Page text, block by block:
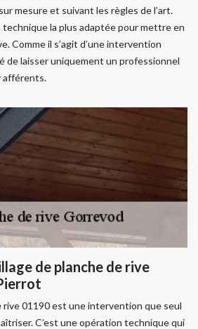
mesure et suivant les règles de l’art.
la plus adaptée pour mettre en
Comme il s’agit d’une intervention
de laisser uniquement un professionnel
afférents.
de planche de rive
rive 01190 est une intervention que seul
C’est une opération technique qui